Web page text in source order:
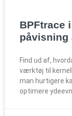
BPFtrace
påvisning
Find ud af,
værktøj til
man hurtigere
optimere